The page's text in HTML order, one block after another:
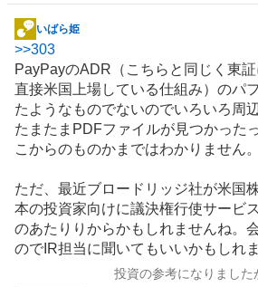
掲
示
板
記
事
いばら姫
>>303
PayPayのADR （こちらと同じく東
直接米国上場している仕組み）のパ
たようなものでないのでいろいろ周
たまたまPDFファイルが見つかった
こからのものかまではわかりません。
ただ、最近ブロードリッジ社が米国
本の投資家向けに議決権行使サービ
のあたりりからかもしれませんね。
のでIR担当に聞いてもいいかもしれ
投資の参考になりました